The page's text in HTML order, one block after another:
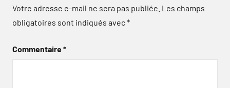
Votre adresse e-mail ne sera pas publiée. Les champs
obligatoires sont indiqués avec*
Commentaire*